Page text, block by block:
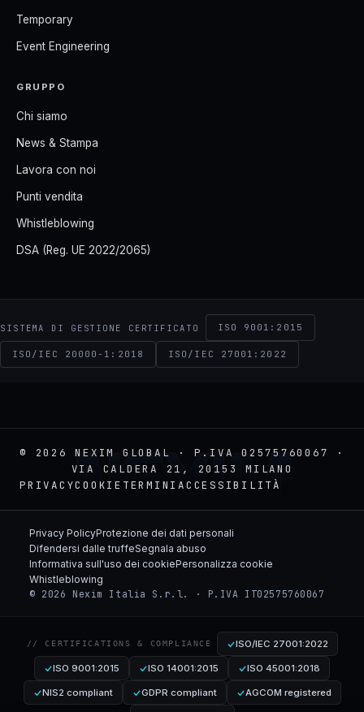
Temporary
Event Engineering
GRUPPO
Chi siamo
News & Stampa
Lavora con noi
Punti vendita
Whistleblowing
DSA (Reg. UE 2022/2065)
SISTEMA DI GESTIONE CERTIFICATO ISO 9001:2015
ISO/IEC 20000-1:2018 ISO/IEC 27001:2022
© 2026 NEXIM GLOBAL · P.IVA 02575760067 ·
VIA CALDERA 21, 20153 MILANO
PRIVACYCOOKIE TERMINI ACCESSIBILITÀ
NEXIM
Privacy PolicyProtezione dei dati personali
Difendersi dalle truffeSegnala abuso
Informativa sull'uso dei cookiePersonalizza cookie
Whistleblowing
© 2026 Nexim Italia S.r.l. · P.IVA IT02575760067
// CERTIFICATIONS & COMPLIANCE ISO/IEC 27001:2022
ISO 9001:2015 ISO 14001:2015 ISO 45001:2018
NIS2 compliant GDPR compliant AGCOM registered